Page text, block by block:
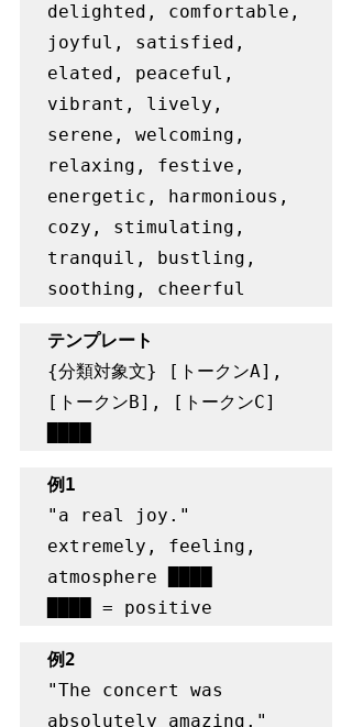
delighted, comfortable,
joyful, satisfied,
elated, peaceful,
vibrant, lively,
serene, welcoming,
relaxing, festive,
energetic, harmonious,
cozy, stimulating,
tranquil, bustling,
soothing, cheerful
テンプレート
{分類対象文} [トークンA],
[トークンB], [トークンC]
例1
"a real joy."
extremely, feeling,
atmosphere ████
████ = positive
例2
"The concert was
absolutely amazing."